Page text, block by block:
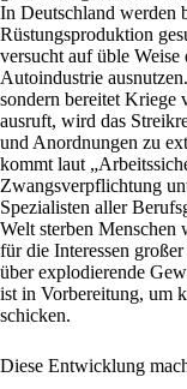
In Deutschland werden
Rüstungsproduktion
versucht auf üble
Autoindustrie
sondern bereitet Kriege
ausruft, wird das
und Anordnungen zu
kommt laut
Zwangsverpflichtung
Spezialisten aller
Welt sterben Menschen
für die Interessen
über explodierende
ist in Vorbereitung, um
schicken.
Diese Entwicklung